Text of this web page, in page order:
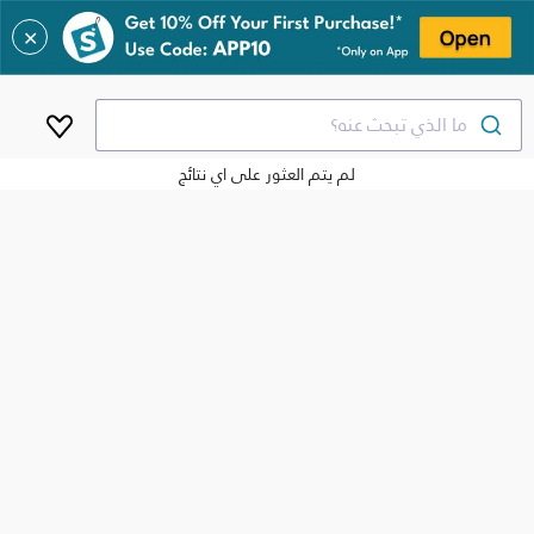
✕
ما الذي تبحث عنه؟
لم يتم العثور على اي نتائج